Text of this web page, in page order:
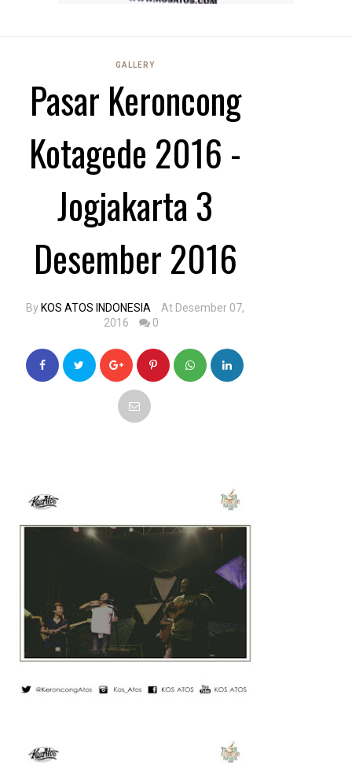
GALLERY
Pasar Keroncong
Kotagede 2016 -
Jogjakarta 3
Desember 2016
By KOS ATOS INDONESIA
At Desember 07,
2016
0